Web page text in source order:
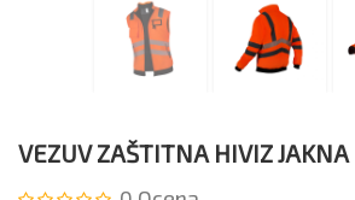
VEZUV ZAŠTITNA HIVIZ JAKNA